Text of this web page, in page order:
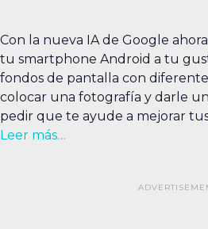
Con la nueva IA de Google
tu smartphone Android a tu
fondos de pantalla con
colocar una fotografía y darle
pedir que te ayude a mejorar
Leer más…